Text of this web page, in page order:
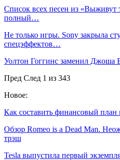
Список всех песен из «Выживут
полный…
Не только игры. Sony закрыла
спецэффектов…
Уолтон Гоггинс заменил Джоша
Пред След 1 из 343
Новое:
Как составить финансовый план
Обзор Romeo is a Dead Man.
трэш
Tesla выпустила первый